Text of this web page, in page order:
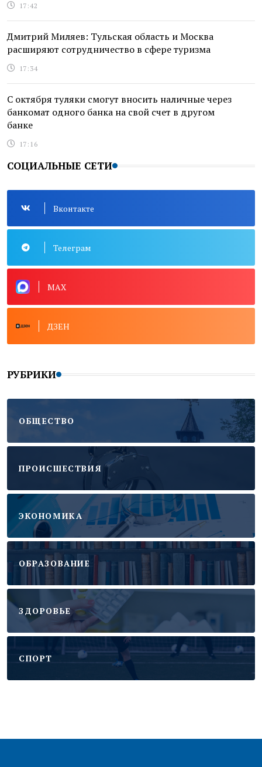
17:42
Дмитрий Миляев: Тульская область и Москва
расширяют сотрудничество в сфере туризма
17:34
С октября туляки смогут вносить наличные через
банкомат одного банка на свой счет в другом
банке
17:16
СОЦИАЛЬНЫЕ СЕТИ
Вконтакте
Телеграм
MAX
ДЗЕН
РУБРИКИ
ОБЩЕСТВО
ПРОИСШЕСТВИЯ
ЭКОНОМИКА
ОБРАЗОВАНИЕ
ЗДОРОВЬЕ
CПОРТ